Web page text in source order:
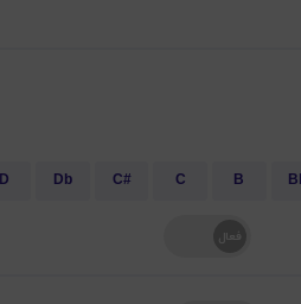
B
C
C#
Db
D